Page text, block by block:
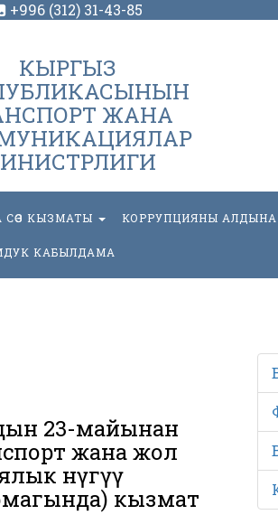
+996 (312) 31-43-85
КЫРГЫЗ
ЖАНА
СӨЗ КЫЗМАТЫ КОРРУПЦИЯНЫ
КАБЫЛДАМА
23-майынан
жана жол
өнүгүү
кызмат